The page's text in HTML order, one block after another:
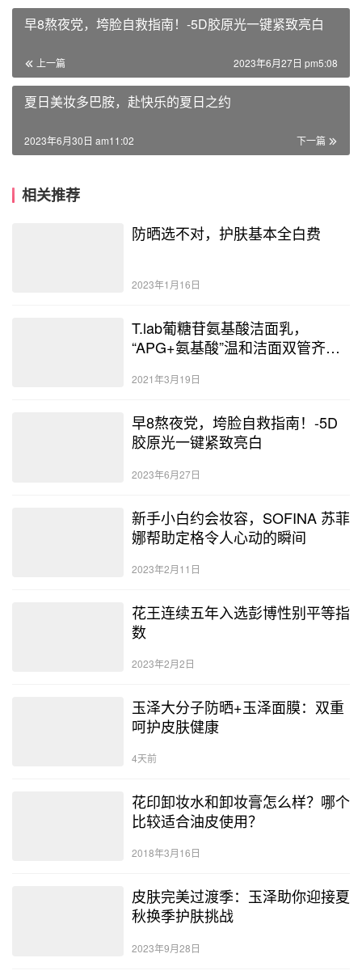
早8熬夜党，垮脸自救指南！-5D胶原光一键紧致亮白
上一篇 2023年6月27日 pm5:08
夏日美妆多巴胺，赴快乐的夏日之约
下一篇
2023年6月30日 am11:02
相关推荐
防晒选不对，护肤基本全白费
2023年1月16日
T.lab葡糖苷氨基酸洁面乳，
“APG+氨基酸”温和洁面双管齐
2021年3月19日
早8熬夜党，垮脸自救指南！-5D
胶原光一键紧致亮白
2023年6月27日
新手小白约会妆容，SOFINA 苏菲
娜帮助定格令人心动的瞬间
2023年2月11日
花王连续五年入选彭博性别平等指
数
2023年2月2日
玉泽大分子防晒+玉泽面膜：双重
呵护皮肤健康
4天前
花印卸妆水和卸妆膏怎么样？哪个
比较适合油皮使用？
2018年3月16日
皮肤完美过渡季：玉泽助你迎接夏
秋换季护肤挑战
2023年9月28日